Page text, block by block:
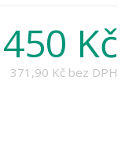
450 Kč
371,90 Kč bez DPH